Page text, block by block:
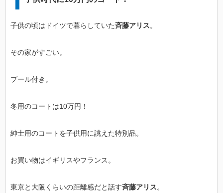
子供の頃はドイツで暮らしていた斉藤アリス。
その家がすごい。
プール付き。
冬用のコートは10万円！
紳士用のコートを子供用に誂えた特別品。
お買い物はイギリスやフランス。
東京と大阪くらいの距離感だと話す斉藤アリス。